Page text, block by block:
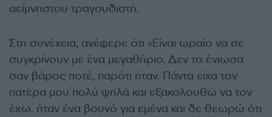
αείμνηστου τραγουδιστή.
Στη συνέχεια, ανέφερε ότι «Είναι ωραίο να σε
συγκρίνουν με ένα μεγαθήριο. Δεν το ένιωσα
σαν βάρος ποτέ, παρότι ήταν. Πάντα είχα τον
πατέρα μου πολύ ψηλά και εξακολουθώ να τον
έχω. ήταν ένα βουνό για εμένα και δε θεωρώ ότι